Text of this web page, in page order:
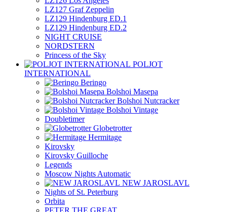
LZ127 Graf Zeppelin
LZ129 Hindenburg ED.1
LZ129 Hindenburg ED.2
NIGHT CRUISE
NORDSTERN
Princess of the Sky
POLJOT
INTERNATIONAL
Beringo
Bolshoi Masepa
Bolshoi Nutcracker
Bolshoi Vintage
Doubletimer
Globetrotter
Hermitage
Kirovsky
Kirovsky Guilloche
Legends
Moscow Nights Automatic
NEW JAROSLAVL
Nights of St. Peterburg
Orbita
PETER THE GREAT